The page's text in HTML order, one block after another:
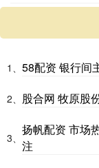
1、 58配资 银行间
2、 股合网 牧原股
3、
扬帆配资 市场
注